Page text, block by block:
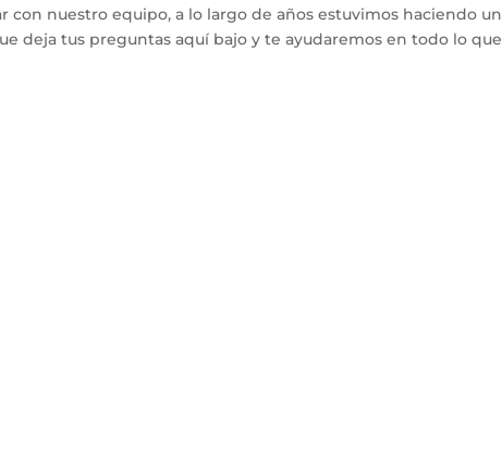
nuestro equipo, a lo largo de años estuvimos haciendo un
deja tus preguntas aquí bajo y te ayudaremos en todo lo que